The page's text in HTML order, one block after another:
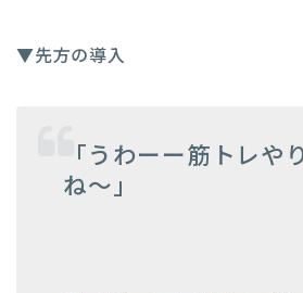
▼先方の導入
「うわーー筋トレや
ね〜」